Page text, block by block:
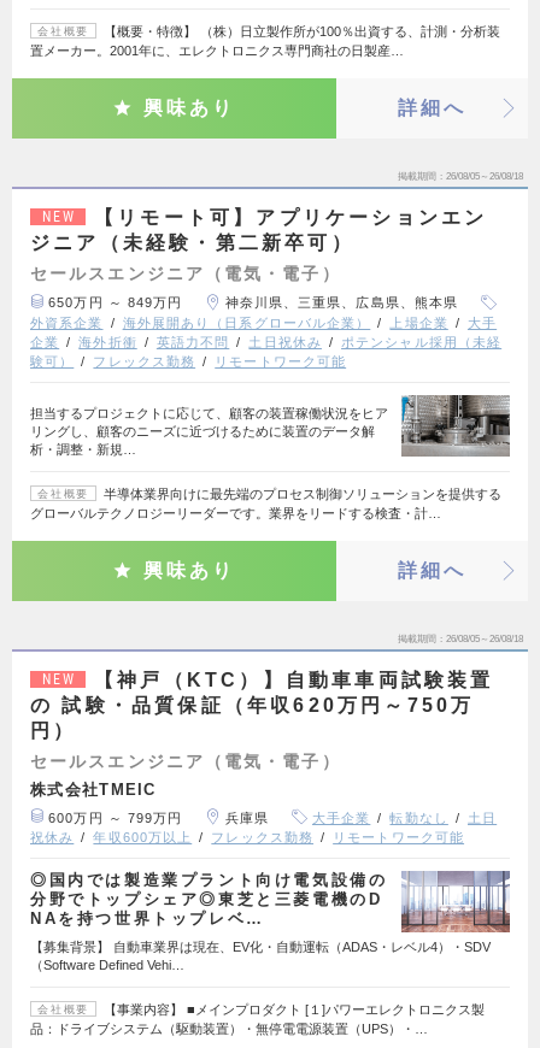
会社概要
【概要・特徴】 （株）日立製作所が100％出資する、計測・分析装
置メーカー。2001年に、エレクトロニクス専門商社の日製産…
興味あり 詳細へ
掲載期間 26/08/05～26/08/18
NEW
【リモート可】アプリケーションエン
ジニア（未経験・第二新卒可）
セールスエンジニア（電気・電子）
650万円 ～ 849万円
神奈川県、三重県、広島県、熊本県
外資系企業
海外展開あり（日系グローバル企業） 上場企業
大手
企業
海外折衝 英語力不問 土日祝休み
ポテンシャル採用（未経
験可）
フレックス勤務 リモートワーク可能
担当するプロジェクトに応じて、顧客の装置稼働状況をヒア
リングし、顧客のニーズに近づけるために装置のデータ解
析・調整・新規…
会社概要
半導体業界向けに最先端のプロセス制御ソリューションを提供する
グローバルテクノロジーリーダーです。業界をリードする検査・計…
興味あり 詳細へ
掲載期間 26/08/05～26/08/18
NEW
【神戸（KTC）】自動車車両試験装置
の 試験・品質保証（年収620万円～750万
円）
セールスエンジニア（電気・電子）
株式会社TMEIC
600万円 ～ 799万円 兵庫県 大手企業 転勤なし
土日
祝休み
年収600万以上 フレックス勤務 リモートワーク可能
◎国内では製造業プラント向け電気設備の
分野でトップシェア◎東芝と三菱電機のD
NAを持つ世界トップレベ…
【募集背景】 自動車業界は現在、EV化・自動運転（ADAS・レベル4）・SDV
（Software Defined Vehi…
会社概要
【事業内容】 ■メインプロダクト [１]パワーエレクトロニクス製
品：ドライブシステム（駆動装置）・無停電電源装置（UPS）・…